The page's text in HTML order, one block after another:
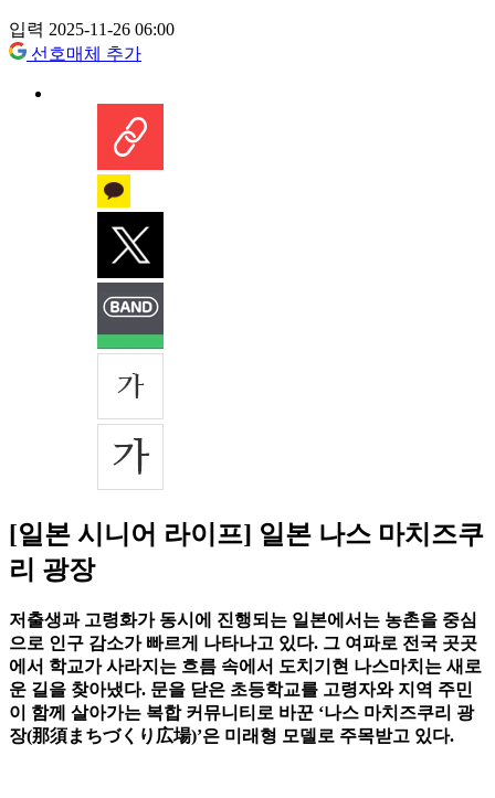
입력 2025-11-26 06:00
선호매체 추가
[일본 시니어 라이프] 일본 나스 마치즈쿠
리 광장
저출생과 고령화가 동시에 진행되는 일본에서는 농촌을 중심
으로 인구 감소가 빠르게 나타나고 있다. 그 여파로 전국 곳곳
에서 학교가 사라지는 흐름 속에서 도치기현 나스마치는 새로
운 길을 찾아냈다. 문을 닫은 초등학교를 고령자와 지역 주민
이 함께 살아가는 복합 커뮤니티로 바꾼 ‘나스 마치즈쿠리 광
장(那須まちづくり広場)’은 미래형 모델로 주목받고 있다.